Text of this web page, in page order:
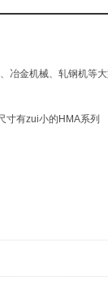
冶金机械、轧钢机等
寸有zui小的HMA系